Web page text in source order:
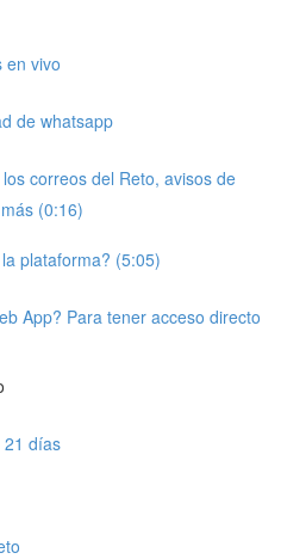
en vivo
de whatsapp
correos del Reto, avisos de
(0:16)
plataforma? (5:05)
App? Para tener acceso directo
21 días